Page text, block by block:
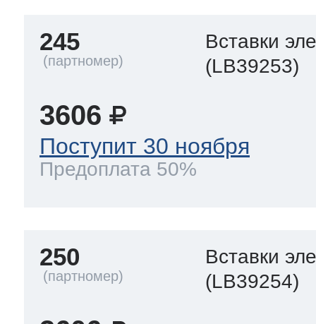
245
Вставки
(LB39253)
3606
Поступит 30 ноября
Предоплата 50%
250
Вставки
(LB39254)